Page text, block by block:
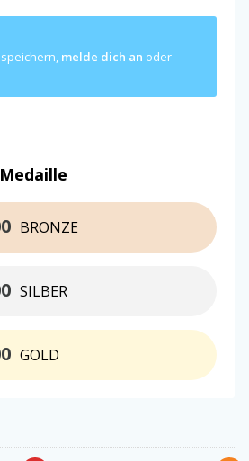
melde dich an oder
BRONZE
SILBER
GOLD